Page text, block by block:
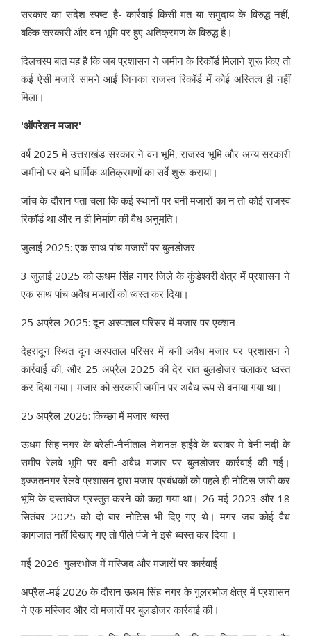
सरकार का संदेश स्पष्ट है- कार्रवाई किसी मत या समुदाय के विरुद्ध नहीं,
बल्कि सरकारी और वन भूमि पर हुए अतिक्रमण के विरुद्ध है।
दिलचस्प बात यह है कि जब प्रशासन ने जमीन के रिकॉर्ड मिलाने शुरू किए तो
कई ऐसी मजारें सामने आईं जिनका राजस्व रिकॉर्ड में कोई अस्तित्व ही नहीं
मिला।
'ऑपरेशन मजार'
वर्ष 2025 में उत्तराखंड सरकार ने वन भूमि, राजस्व भूमि और अन्य सरकारी
जमीनों पर बने धार्मिक अतिक्रमणों का सर्वे शुरू कराया।
जांच के दौरान पता चला कि कई स्थानों पर बनी मजारों का न तो कोई राजस्व
रिकॉर्ड था और न ही निर्माण की वैध अनुमति।
जुलाई 2025: एक साथ पांच मजारों पर बुलडोजर
3 जुलाई 2025 को ऊधम सिंह नगर जिले के कुंडेश्वरी क्षेत्र में प्रशासन ने
एक साथ पांच अवैध मजारों को ध्वस्त कर दिया।
25 अप्रैल 2025: दून अस्पताल परिसर में मजार पर एक्शन
देहरादून स्थित दून अस्पताल परिसर में बनी अवैध मजार पर प्रशासन ने
कार्रवाई की, और 25 अप्रैल 2025 की देर रात बुलडोजर चलाकर ध्वस्त
कर दिया गया। मजार को सरकारी जमीन पर अवैध रूप से बनाया गया था।
25 अप्रैल 2026: किच्छा में मजार ध्वस्त
ऊधम सिंह नगर के बरेली-नैनीताल नेशनल हाईवे के बराबर मे बेनी नदी के
समीप रेलवे भूमि पर बनी अवैध मजार पर बुलडोजर कार्रवाई की गई।
इज्जतनगर रेलवे प्रशासन द्वारा मजार प्रबंधकों को पहले ही नोटिस जारी कर
भूमि के दस्तावेज प्रस्तुत करने को कहा गया था। 26 मई 2023 और 18
सितंबर 2025 को दो बार नोटिस भी दिए गए थे। मगर जब कोई वैध
कागजात नहीं दिखाए गए तो पीले पंजे ने इसे ध्वस्त कर दिया ।
मई 2026: गुलरभोज में मस्जिद और मजारों पर कार्रवाई
अप्रैल-मई 2026 के दौरान ऊधम सिंह नगर के गुलरभोज क्षेत्र में प्रशासन
ने एक मस्जिद और दो मजारों पर बुलडोजर कार्रवाई की।